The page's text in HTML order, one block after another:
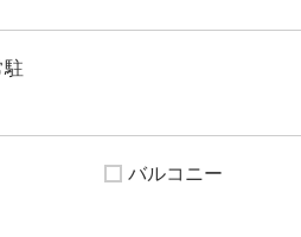
駐
バルコニー